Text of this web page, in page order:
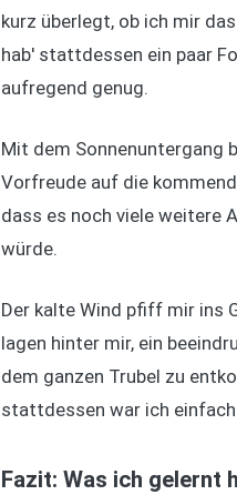
kurz überlegt, ob ich mir
hab' stattdessen ein paar
aufregend genug.
Mit dem Sonnenuntergang
Vorfreude auf die
dass es noch viele weitere
würde.
Der kalte Wind pfiff mir ins
lagen hinter mir, ein
dem ganzen Trubel zu
stattdessen war ich
Fazit: Was ich gelernt